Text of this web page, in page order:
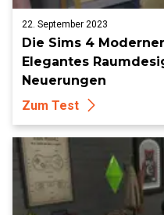
22. September 2023
Die Sims 4
Elegantes
Neuerungen
Zum Test